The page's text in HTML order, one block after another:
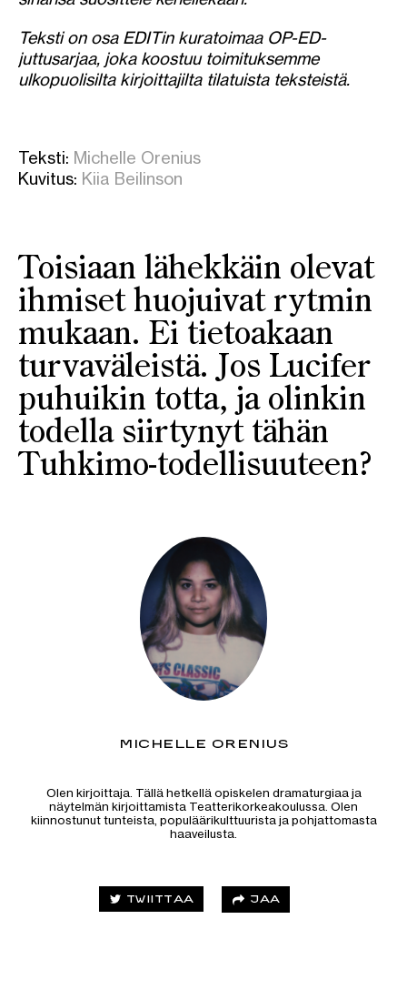
Teksti on osa EDITin kuratoimaa OP-ED-
juttusarjaa, joka koostuu toimituksemme
ulkopuolisilta kirjoittajilta tilatuista teksteistä.
Teksti: Michelle Orenius
Kuvitus: Kiia Beilinson
Toisiaan lähekkäin olevat
ihmiset huojuivat rytmin
mukaan. Ei tietoakaan
turvaväleistä. Jos Lucifer
puhuikin totta, ja olinkin
todella siirtynyt tähän
Tuhkimo-todellisuuteen?
MICHELLE ORENIUS
Olen kirjoittaja. Tällä hetkellä opiskelen dramaturgiaa ja
näytelmän kirjoittamista Teatterikorkeakoulussa. Olen
kiinnostunut tunteista, populäärikulttuurista ja pohjattomasta
haaveilusta.
TWIITTAA JAA